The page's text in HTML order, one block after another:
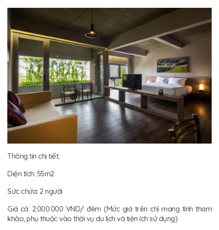
Thông tin chi tiết:
Diện tích: 55m2
Sức chứa: 2 người
Giá cả: 2.000.000 VND/ đêm (Mức giá trên chỉ mang tính tham
khảo, phụ thuộc vào thời vụ du lịch và tiện ích sử dụng)